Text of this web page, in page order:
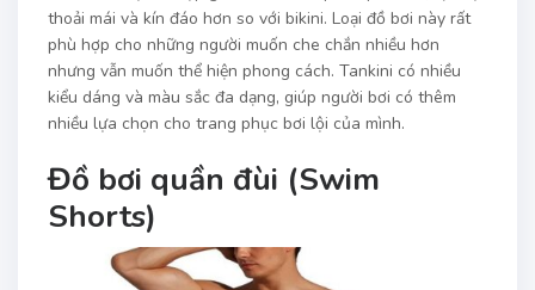
thoải mái và kín đáo hơn so với bikini. Loại đồ bơi này rất
phù hợp cho những người muốn che chắn nhiều hơn
nhưng vẫn muốn thể hiện phong cách. Tankini có nhiều
kiểu dáng và màu sắc đa dạng, giúp người bơi có thêm
nhiều lựa chọn cho trang phục bơi lội của mình.
Đồ bơi quần đùi (Swim
Shorts)